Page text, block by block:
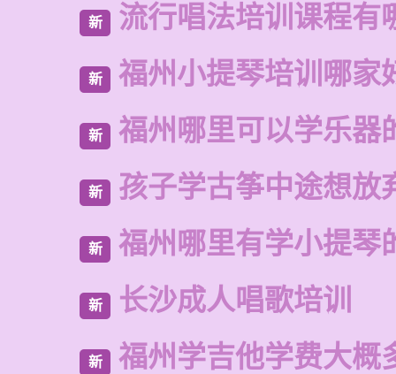
新 流行唱法培训课程有
新 福州小提琴培训哪家
新 福州哪里可以学乐器
新 孩子学古筝中途想放
新 福州哪里有学小提琴
新 长沙成人唱歌培训
新 福州学吉他学费大概